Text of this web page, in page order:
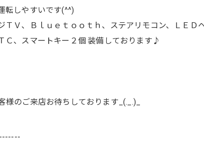
転しやすいです(^^)
Ｖ、Ｂｌｕｅｔｏｏｔｈ、ステアリモコン、ＬＥＤ
Ｃ、スマートキー２個 装備しております♪
のご来店お待ちしております_(._.)_